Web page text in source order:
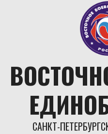
САНКТ-